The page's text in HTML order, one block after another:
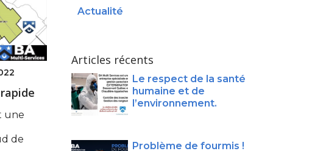
une
de
Actualité
Articles récents
Le respect de la santé
humaine et de
l’environnement.
Problème de fourmis !